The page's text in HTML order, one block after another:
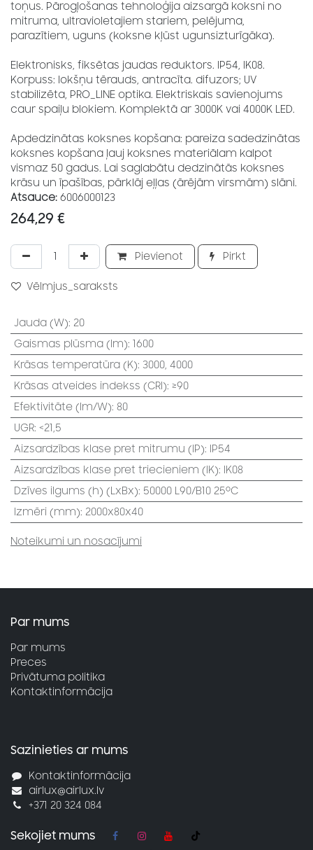
toņus. Pārogļošanas tehnoloģija aizsargā koksni no
mitruma, ultravioletajiem stariem, pelējuma,
parazītiem, uguns (koksne kļūst ugunsizturīgāka).
Elektronisks, fiksētas jaudas reduktors. IP54, IK08.
Korpuss: lokšņu tērauds, antracīta. difuzors; UV
stabilizēta, PRO_LINE optika. Elektriskais savienojums
caur spaiļu blokiem. Komplektā ar 3000K vai 4000K LED.
Apdedzinātas koksnes kopšana: pareiza sadedzinātas
koksnes kopšana ļauj koksnes materiālam kalpot
vismaz 50 gadus. Lai saglabātu dedzinātās koksnes
krāsu un īpašības, pārklāj eļļas (ārējām virsmām) slāni.
Atsauce: 6006000123
264,29 €
Pievienot Pirkt
Vēlmjus_saraksts
Jauda (W): 20
Gaismas plūsma (lm): 1600
Krāsas temperatūra (K): 3000, 4000
Krāsas atveides indekss (CRI): ≥90
Efektivitāte (lm/W): 80
UGR: <21,5
Aizsardzības klase pret mitrumu (IP): IP54
Aizsardzības klase pret triecieniem (IK): IK08
Dzīves ilgums (h) (LxBx): 50000 L90/B10 25⁰C
Izmēri (mm): 2000x80x40
Noteikumi un nosacījumi
Par mums
Par mums
Preces
Privātuma politika
Kontaktinformācija
Sazinieties ar mums
Kontaktinformācija
airlux@airlux.lv
+371 20 324 084
Sekojiet mums